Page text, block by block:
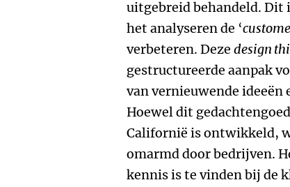
uitgebreid behandeld. Dit
het analyseren de ‘
verbeteren. Deze design
gestructureerde aanpak
van vernieuwende ideeën
Hoewel dit
Californië is ontwikkeld,
omarmd door bedrijven.
kennis is te vinden bij de